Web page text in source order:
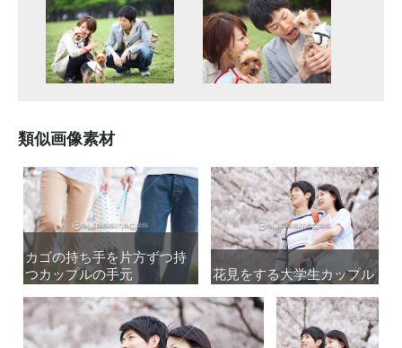
類似画像素材
カゴの持ち手を片方ずつ持
つカップルの手元
カゴの持ち手を片方ずつ持
つカップルの手元
花見をする大学生カップル
花見をする大学生カップル